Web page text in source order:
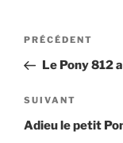
Navigation
l’article
Article
précédent
PRÉCÉDENT
Le Pony 812
Article
suivant
SUIVANT
Adieu le petit